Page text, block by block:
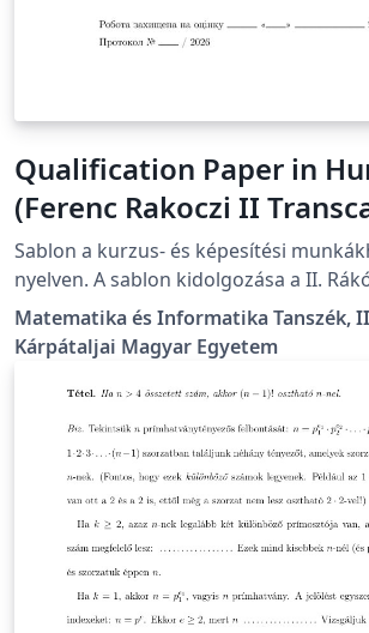
Qualification Paper in
(Ferenc Rakoczi II
Hungarian University)
Sablon a kurzus- és képesítési
nyelven. A sablon kidolgozása a II.
Kárpátaljai Magyar Egyetem
történt. A részletes formázási
https://kme.org.ua/hu/a-foiskola-
egysegei/tanszekek/matematika-es-
tanszek/
Matematika és Informatika Tanszék,
Kárpátaljai Magyar Egyetem